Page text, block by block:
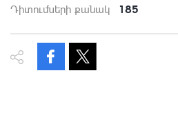
Դիտումների քանակ 185